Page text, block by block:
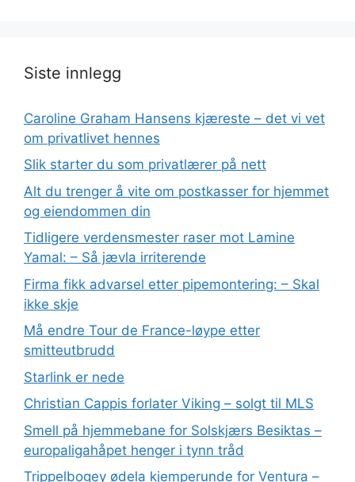
Siste innlegg
Caroline Graham Hansens kjæreste – det vi vet
om privatlivet hennes
Slik starter du som privatlærer på nett
Alt du trenger å vite om postkasser for hjemmet
og eiendommen din
Tidligere verdensmester raser mot Lamine
Yamal: – Så jævla irriterende
Firma fikk advarsel etter pipemontering: – Skal
ikke skje
Må endre Tour de France-løype etter
smitteutbrudd
Starlink er nede
Christian Cappis forlater Viking – solgt til MLS
Smell på hjemmebane for Solskjærs Besiktas –
europaligahåpet henger i tynn tråd
Trippelbogey ødela kjemperunde for Ventura –